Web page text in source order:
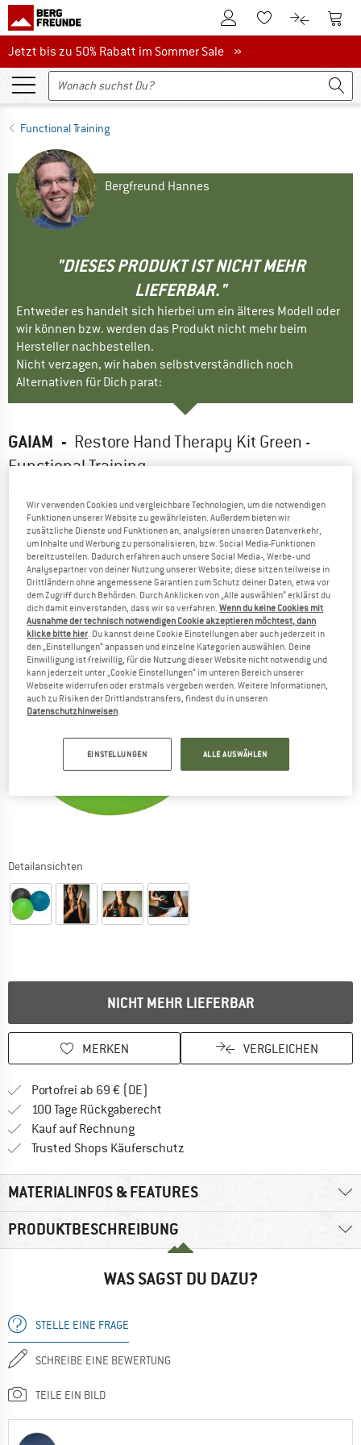
Zum KundenkontoZum Merkzettel.
Zum Zum
Jetzt bis zu 50% Rabatt im Sommer Sale
Jetzt bis zu 50% Rabatt im Sommer Sale »
Functional Training
Bergfreund Hannes
"DIESES PRODUKT IST NICHT MEHR
LIEFERBAR."
Entweder es handelt sich hierbei um ein älteres Modell oder
wir können bzw. werden das Produkt nicht mehr beim
Hersteller nachbestellen.
Nicht verzagen, wir haben selbstverständlich noch
Alternativen für Dich parat:
GAIAM - Restore Hand Therapy Kit Green -
Functional Training
Detailansichten
NICHT MEHR LIEFERBAR
MERKEN VERGLEICHEN
Portofrei ab 69 € (DE)
100 Tage Rückgaberecht
Kauf auf RechnungFinde die Zahlungs-Infos hier! Öffnet
Trusted Shops Käuferschutz
MATERIALINFOS & FEATURES
PRODUKTBESCHREIBUNG
WAS SAGST DU DAZU?
STELLE EINE FRAGE
SCHREIBE EINE BEWERTUNG
TEILE EIN BILD
Wir verwenden Cookies und vergleichbare Technologien, um die notwendigen
Funktionen unserer Website zu gewährleisten. Außerdem bieten wir
zusätzliche Dienste und Funktionen an, analysieren unseren Datenverkehr,
um Inhalte und Werbung zu personalisieren, bzw. Social Media-Funktionen
bereitzustellen. Dadurch erfahren auch unsere Social Media-, Werbe- und
Analysepartner von deiner Nutzung unserer Website; diese sitzen teilweise in
Drittländern ohne angemessene Garantien zum Schutz deiner Daten, etwa vor
dem Zugriff durch Behörden. Durch Anklicken von „Alle auswählen“ erklärst du
dich damit einverstanden, dass wir so verfahren.Wenn du keine Cookies mit
Ausnahme der technisch notwendigen Cookie akzeptieren möchtest, dann
klicke bitte hier . Du kannst deine Cookie Einstellungen aber auch jederzeit in
den „Einstellungen“ anpassen und einzelne Kategorien auswählen. Deine
Einwilligung ist freiwillig, für die Nutzung dieser Website nicht notwendig und
kann jederzeit unter „Cookie Einstellungen“ im unteren Bereich unserer
Webseite widerrufen oder erstmals vergeben werden. Weitere Informationen,
auch zu Risiken der Drittlandstransfers, findest du in unseren
Datenschutzhinweisen
EINSTELLUNGEN ALLE AUSWÄHLEN